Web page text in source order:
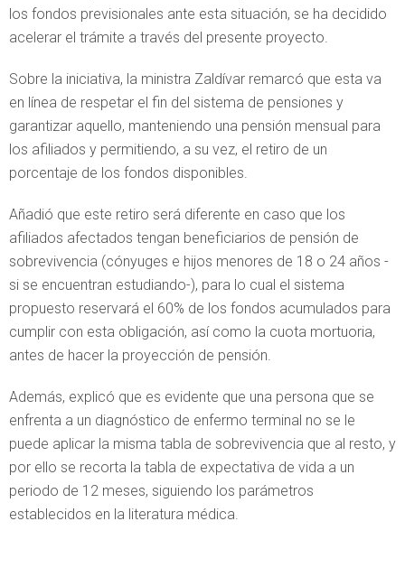
los fondos previsionales ante esta situación, se ha decidido
acelerar el trámite a través del presente proyecto.
Sobre la iniciativa, la ministra Zaldívar remarcó que esta va
en línea de respetar el fin del sistema de pensiones y
garantizar aquello, manteniendo una pensión mensual para
los afiliados y permitiendo, a su vez, el retiro de un
porcentaje de los fondos disponibles.
Añadió que este retiro será diferente en caso que los
afiliados afectados tengan beneficiarios de pensión de
sobrevivencia (cónyuges e hijos menores de 18 o 24 años -
si se encuentran estudiando-), para lo cual el sistema
propuesto reservará el 60% de los fondos acumulados para
cumplir con esta obligación, así como la cuota mortuoria,
antes de hacer la proyección de pensión.
Además, explicó que es evidente que una persona que se
enfrenta a un diagnóstico de enfermo terminal no se le
puede aplicar la misma tabla de sobrevivencia que al resto, y
por ello se recorta la tabla de expectativa de vida a un
periodo de 12 meses, siguiendo los parámetros
establecidos en la literatura médica.